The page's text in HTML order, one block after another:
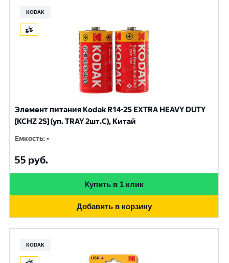
KODAK
Элемент питания Kodak R14-2S EXTRA HEAVY DUTY
[KCHZ 2S] (уп. TRAY 2шт.C), Китай
Емкость:-
55 руб.
Купить в 1 клик
Добавить в корзину
KODAK